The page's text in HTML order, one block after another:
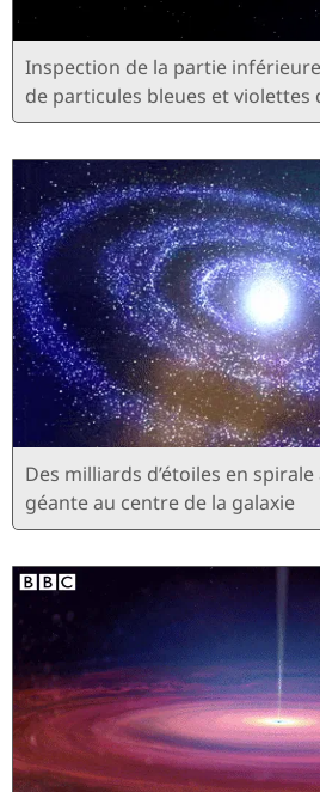
Inspection de la partie
de particules bleues et violettes
Des milliards d’étoiles en
géante au centre de la galaxie